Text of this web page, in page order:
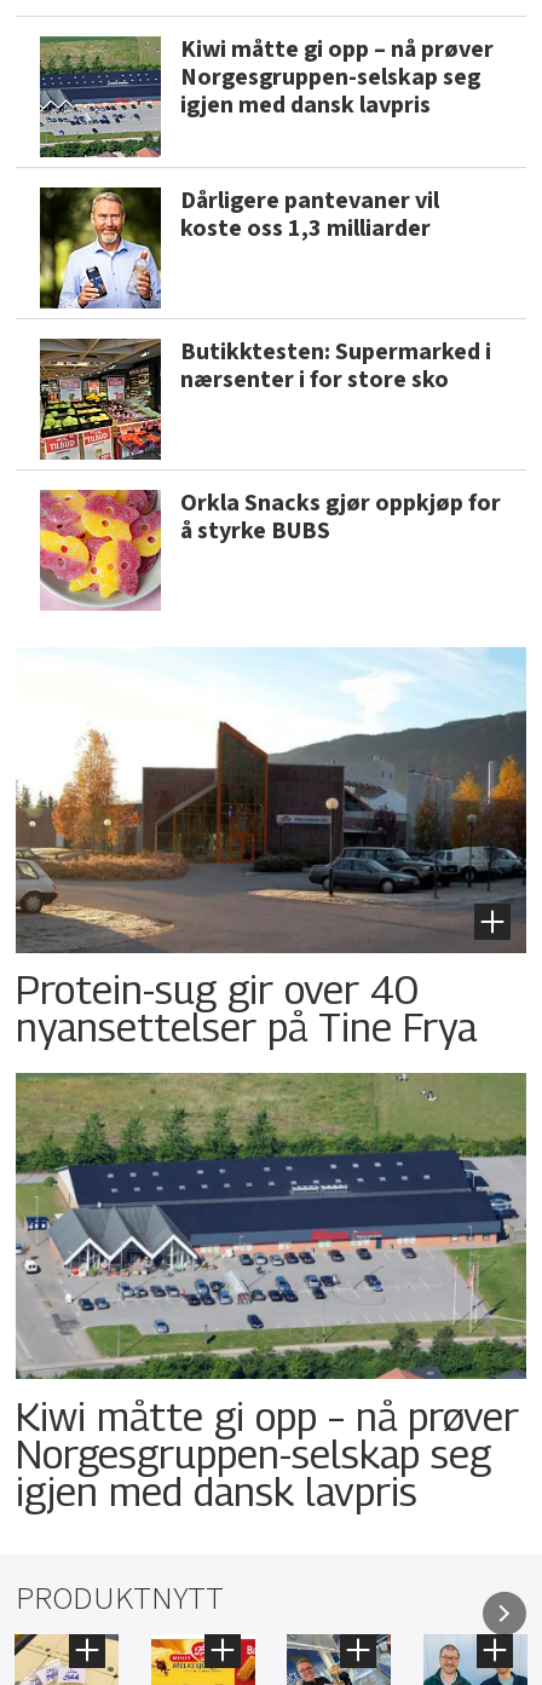
Kiwi måtte gi opp – nå prøver
Norgesgruppen-selskap seg
igjen med dansk lavpris
Dårligere pantevaner vil
koste oss 1,3 milliarder
Butikktesten: Supermarked i
nærsenter i for store sko
Orkla Snacks gjør oppkjøp for
å styrke BUBS
Protein-sug gir over 40
nyansettelser på Tine Frya
Kiwi måtte gi opp – nå prøver
Norgesgruppen-selskap seg
igjen med dansk lavpris
PRODUKTNYTT